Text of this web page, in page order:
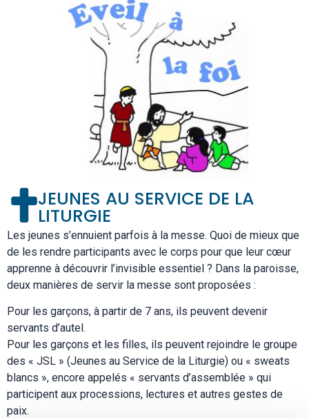
JEUNES AU SERVICE DE LA
LITURGIE
Les jeunes s’ennuient parfois à la messe. Quoi de mieux que
de les rendre participants avec le corps pour que leur cœur
apprenne à découvrir l’invisible essentiel ? Dans la paroisse,
deux manières de servir la messe sont proposées :
Pour les garçons, à partir de 7 ans, ils peuvent devenir
servants d’autel.
Pour les garçons et les filles, ils peuvent rejoindre le groupe
des « JSL » (Jeunes au Service de la Liturgie) ou « sweats
blancs », encore appelés « servants d’assemblée » qui
participent aux processions, lectures et autres gestes de
paix.